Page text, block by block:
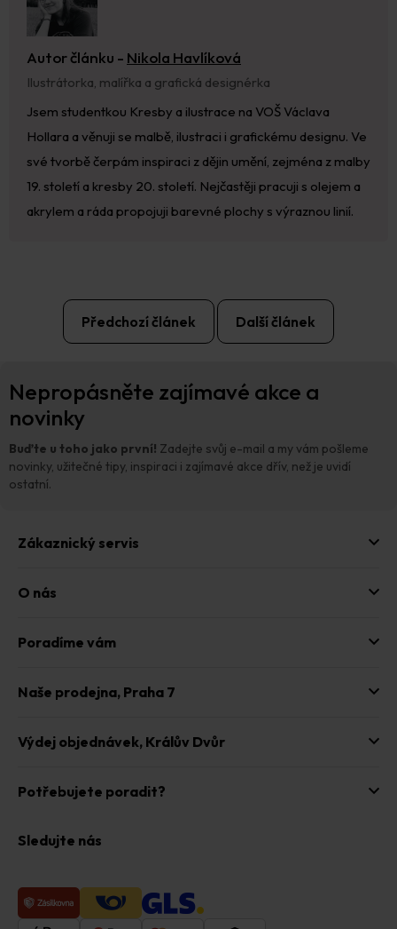
Autor článku - Nikola Havlíková
Ilustrátorka, malířka a grafická designérka
Jsem studentkou Kresby a ilustrace na VOŠ Václava
Hollara a věnuji se malbě, ilustraci i grafickému designu. Ve
své tvorbě čerpám inspiraci z dějin umění, zejména z malby
19. století a kresby 20. století. Nejčastěji pracuji s olejem a
akrylem a ráda propojuji barevné plochy s výraznou linií.
Předchozí článek Další článek
Nepropásněte zajímavé akce a
novinky
Buďte u toho jako první! Zadejte svůj e-mail a my vám pošleme
novinky, užitečné tipy, inspiraci i zajímavé akce dřív, než je uvidí
ostatní.
Zákaznický servis
O nás
Poradíme vám
Naše prodejna, Praha 7
Výdej objednávek, Králův Dvůr
Potřebujete poradit?
Sledujte nás